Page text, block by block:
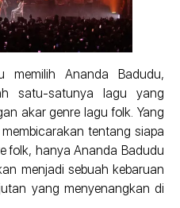
memilih Ananda Badudu,
satu-satunya lagu yang
akar genre lagu folk. Yang
tentang siapa
folk, hanya Ananda Badudu
menjadi sebuah kebaruan
yang menyenangkan di